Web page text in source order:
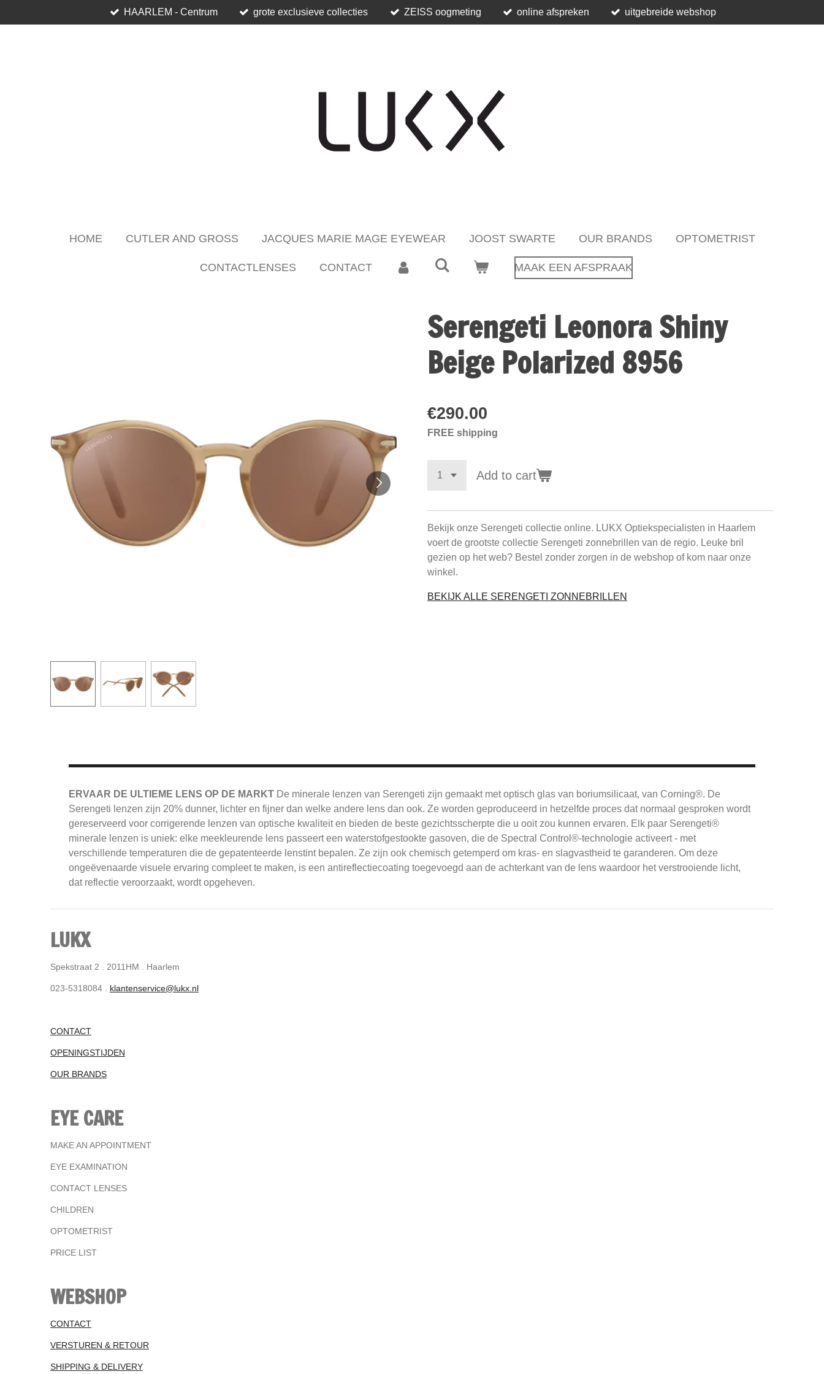
to
HAARLEM - Centrum grote exclusieve collecties ZEISS oogmeting online afspreken uitgebreide webshop
HOME CUTLER AND GROSS JACQUES MARIE MAGE EYEWEAR JOOST SWARTE OUR BRANDS OPTOMETRIST
CONTACTLENSES CONTACT MAAK EEN AFSPRAAK
Serengeti Leonora Shiny
Beige Polarized 8956
€290.00
FREE shipping
Add to cart
Bekijk onze Serengeti collectie online. LUKX Optiekspecialisten in Haarlem
voert de grootste collectie Serengeti zonnebrillen van de regio. Leuke bril
gezien op het web? Bestel zonder zorgen in de webshop of kom naar onze
winkel.
BEKIJK ALLE SERENGETI ZONNEBRILLEN
ERVAAR DE ULTIEME LENS OP DE MARKT De minerale lenzen van Serengeti zijn gemaakt met optisch glas van boriumsilicaat, van Corning®. De
Serengeti lenzen zijn 20% dunner, lichter en fijner dan welke andere lens dan ook. Ze worden geproduceerd in hetzelfde proces dat normaal gesproken wordt
gereserveerd voor corrigerende lenzen van optische kwaliteit en bieden de beste gezichtsscherpte die u ooit zou kunnen ervaren. Elk paar Serengeti®
minerale lenzen is uniek: elke meekleurende lens passeert een waterstofgestookte gasoven, die de Spectral Control®-technologie activeert - met
verschillende temperaturen die de gepatenteerde lenstint bepalen. Ze zijn ook chemisch getemperd om kras- en slagvastheid te garanderen. Om deze
ongeëvenaarde visuele ervaring compleet te maken, is een antireflectiecoating toegevoegd aan de achterkant van de lens waardoor het verstrooiende licht,
dat reflectie veroorzaakt, wordt opgeheven.
LUKX
Spekstraat 2 . 2011HM . Haarlem
023-5318084 . klantenservice@lukx.nl
CONTACT
OPENINGSTIJDEN
OUR BRANDS
EYE CARE
MAKE AN APPOINTMENT
EYE EXAMINATION
CONTACT LENSES
CHILDREN
OPTOMETRIST
PRICE LIST
WEBSHOP
CONTACT
VERSTUREN & RETOUR
SHIPPING & DELIVERY